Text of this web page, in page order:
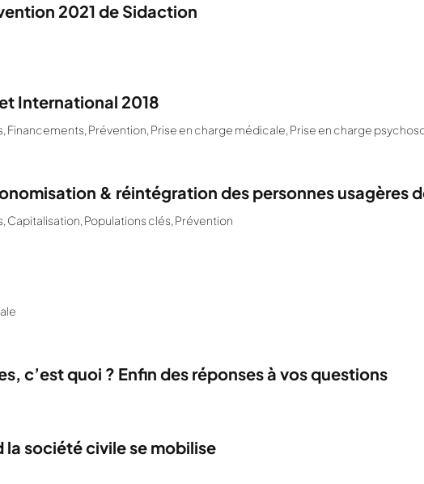
2021 de Sidaction
International 2018
, Financements, Prévention, Prise en charge médicale, Prise en charge
& réintégration des personnes usagères
, Capitalisation, Populations clés, Prévention
c’est quoi ? Enfin des réponses à vos questions
la société civile se mobilise